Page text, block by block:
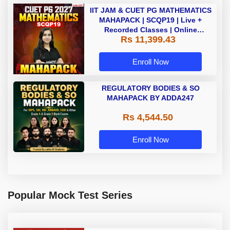
IIT JAM & CUET PG MATHEMATICS
MAHAPACK | SCQP19 | Live +
Recorded Classes | Online
Coaching by Adda 247
Rs 11,399.43
Enroll Now
REGULATORY BODIES & SO
MAHAPACK BY ADDA247
Rs 4,544.50
Enroll Now
Popular Mock Test Series